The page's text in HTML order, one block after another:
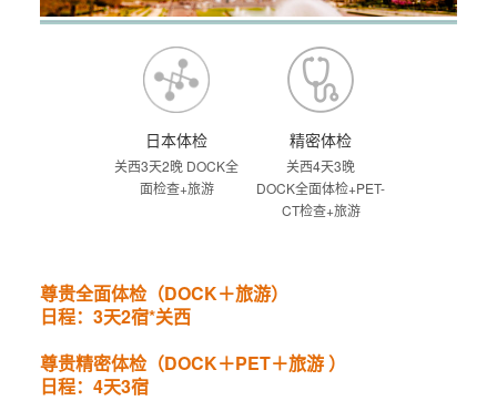
日本体检
关西3天2晚 DOCK全
面检查+旅游
精密体检
关西4天3晚
DOCK全面体检+PET-
CT检查+旅游
尊贵全面体检（DOCK＋旅游）
日程：3天2宿*关西
尊贵精密体检（DOCK＋PET＋旅游 ）
日程：4天3宿